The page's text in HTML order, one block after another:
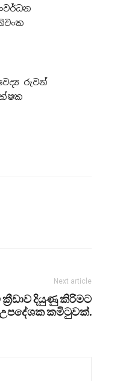
රුවන්
Next article
ක්‍රීඩාව දියුණු කිරිමට
කමිටුවක්.